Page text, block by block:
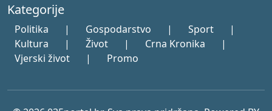
Kategorije
Politika | Gospodarstvo | Sport
|
Kultura
| Život | Crna Kronika
|
Vjerski život
| Promo